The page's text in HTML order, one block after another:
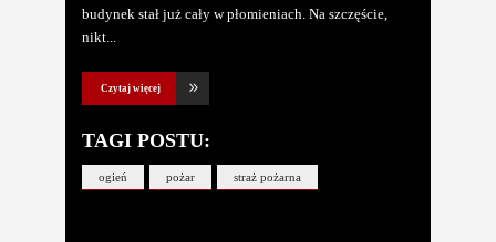
budynek stał już cały w płomieniach. Na szczęście,
nikt
Czytaj więcej
TAGI POSTU:
ogień pożar straż pożarna